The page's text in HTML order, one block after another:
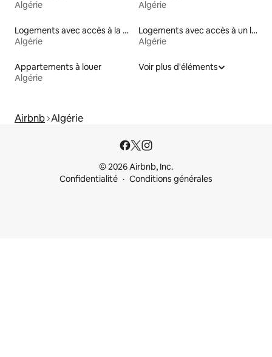
Algérie
Algérie
Logements avec accès à la plage
Algérie
Logements avec accès à un lac
Algérie
Appartements à louer
Algérie
Voir plus d'éléments
Airbnb Algérie
© 2026 Airbnb, Inc.
Confidentialité
Conditions générales